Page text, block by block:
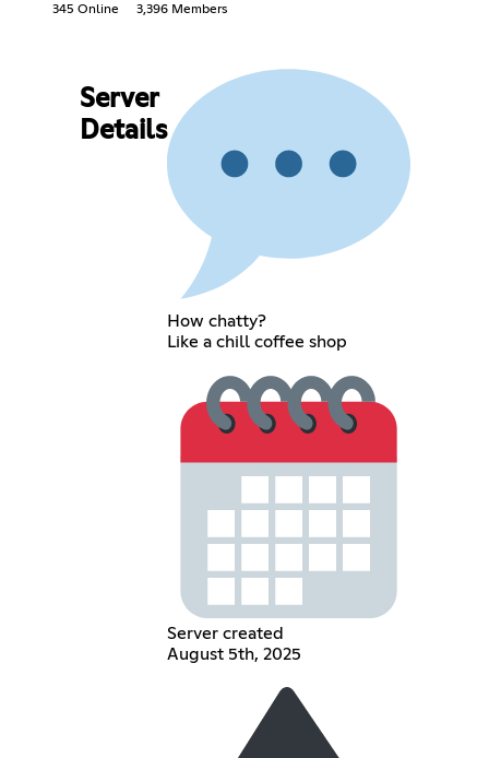
345 Online 3,396 Members
Server
Details
How chatty?
Like a chill coffee shop
Server created
August 5th, 2025